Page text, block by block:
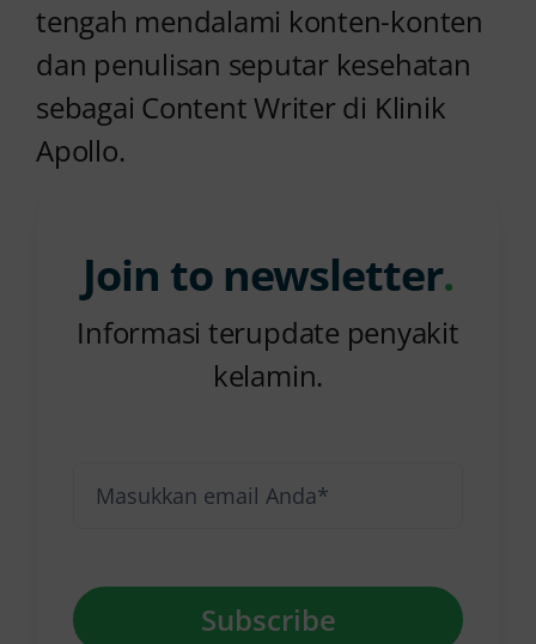
Join to newsletter.
Informasi terupdate penyakit
kelamin.
Subscribe
tengah mendalami konten-konten
dan penulisan seputar kesehatan
sebagai Content Writer di Klinik
Apollo.